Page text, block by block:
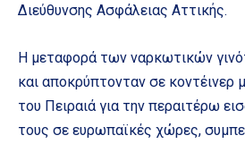
Διεύθυνσης Ασφάλειας Αττικής.
Η μεταφορά των ναρκωτικών
και αποκρύπτονταν σε κοντέινερ
του Πειραιά για την περαιτέρω
τους σε ευρωπαϊκές χώρες,